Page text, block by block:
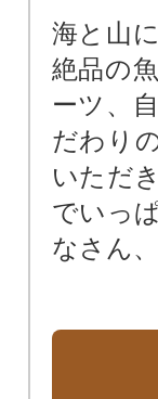
海と山
絶品の
ーツ、
だわり
いただ
でいっ
なさん